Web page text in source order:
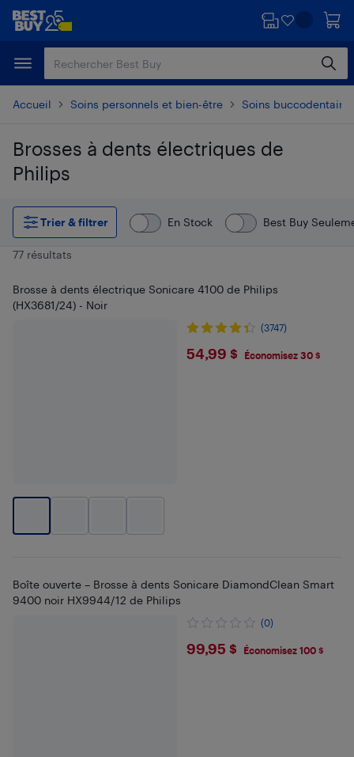
Passer
principal
Passer
Accueil Soins personnels et bien-être Soins buccodentaires
Brosses à dents électriques de
Philips
Passer aux résultats
Trier & filtrer
En Stock Best Buy
77 résultats
Brosse à dents électrique Sonicare 4100 de Philips
(HX3681/24) - Noir
(3747)
$54.99
54,99 $ Économisez 30 $
Boîte ouverte – Brosse à dents Sonicare DiamondClean Smart
9400 noir HX9944/12 de Philips
(0)
$99.95
99,95 $ Économisez 100 $